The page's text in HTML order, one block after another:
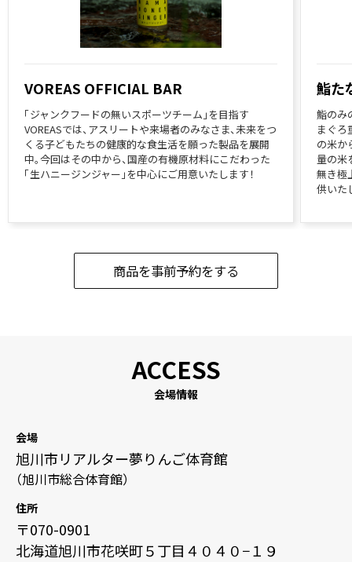
VOREAS OFFICIAL BAR
「ジャンクフードの無いスポーツチーム」を目指す
VOREASでは、アスリートや来場者のみなさま、未来をつ
くる子どもたちの健康的な食生活を願った製品を展開
中。今回はその中から、国産の有機原材料にこだわった
「生ハニージンジャー」を中心にご用意いたします！
鮨た
鮨のみ
まぐろ
の米か
量の米
無き極
供いた
商品を事前予約をする
会場情報
会場
旭川市リアルター夢りんご体育館
（旭川市総合体育館）
住所
〒070-0901
北海道旭川市花咲町５丁目４０４０−１９